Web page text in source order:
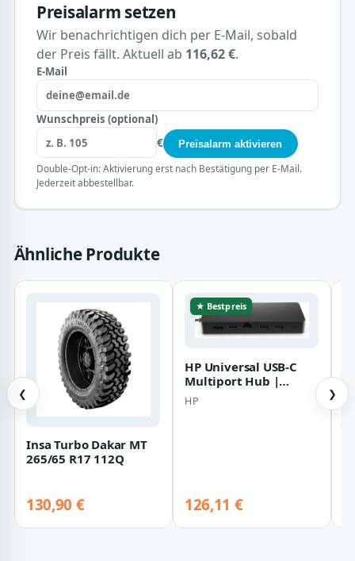
Preisalarm setzen
Wir benachrichtigen dich per E-Mail, sobald
der Preis fällt. Aktuell ab 116,62 €.
E-Mail
Wunschpreis (optional)
€
Preisalarm aktivieren
Double-Opt-in: Aktivierung erst nach Bestätigung per E-Mail.
Jederzeit abbestellbar.
Ähnliche Produkte
❮
Insa Turbo Dakar MT
265/65 R17 112Q
130,90 €
★ Bestpreis
HP Universal USB-C
Multiport Hub |
50h98aa#abb |
Dockingstation
HP
126,11 €
❯